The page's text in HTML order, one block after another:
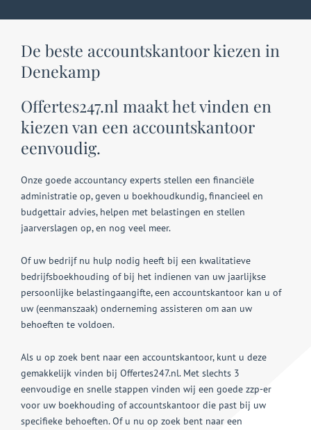
De beste accountskantoor kiezen in
Denekamp
Offertes247.nl maakt het vinden en
kiezen van een accountskantoor
eenvoudig.
Onze goede accountancy experts stellen een financiële
administratie op, geven u boekhoudkundig, financieel en
budgettair advies, helpen met belastingen en stellen
jaarverslagen op, en nog veel meer.
Of uw bedrijf nu hulp nodig heeft bij een kwalitatieve
bedrijfsboekhouding of bij het indienen van uw jaarlijkse
persoonlijke belastingaangifte, een accountskantoor kan u of
uw (eenmanszaak) onderneming assisteren om aan uw
behoeften te voldoen.
Als u op zoek bent naar een accountskantoor, kunt u deze
gemakkelijk vinden bij Offertes247.nl. Met slechts 3
eenvoudige en snelle stappen vinden wij een goede zzp-er
voor uw boekhouding of accountskantoor die past bij uw
specifieke behoeften. Of u nu op zoek bent naar een